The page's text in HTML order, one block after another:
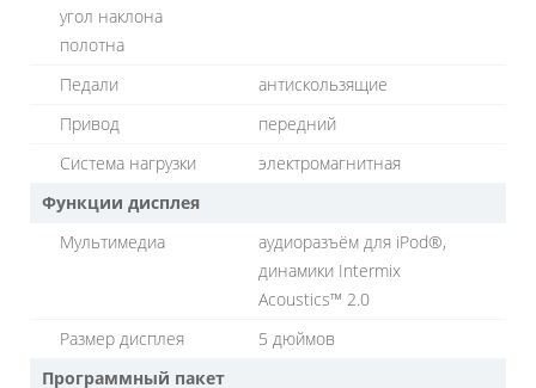
угол наклона
полотна
Педали
антискользящие
Привод
передний
Система нагрузки
электромагнитная
Функции дисплея
Мультимедиа
аудиоразъём для iPod®,
динамики Intermix
Acoustics™ 2.0
Размер дисплея
5 дюймов
Программный пакет